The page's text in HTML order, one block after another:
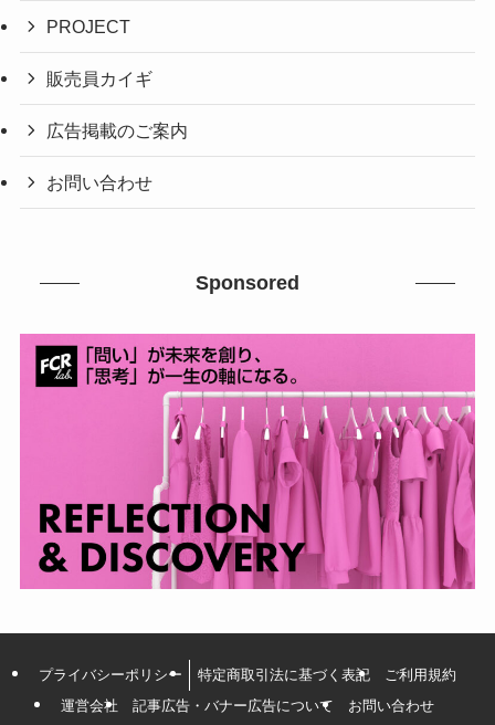
PROJECT
販売員カイギ
広告掲載のご案内
お問い合わせ
Sponsored
プライバシーポリシー 特定商取引法に基づく表記
ご利用規約
運営会社
記事広告・バナー広告について お問い合わせ